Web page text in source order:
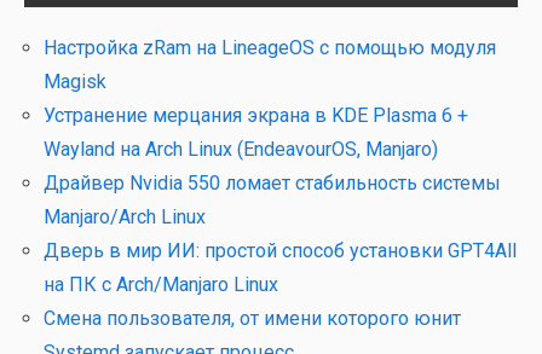
Настройка zRam на LineageOS с помощью модуля
Magisk
Устранение мерцания экрана в KDE Plasma 6 +
Wayland на Arch Linux (EndeavourOS, Manjaro)
Драйвер Nvidia 550 ломает стабильность системы
Manjaro/Arch Linux
Дверь в мир ИИ: простой способ установки GPT4All
на ПК с Arch/Manjaro Linux
Смена пользователя, от имени которого юнит